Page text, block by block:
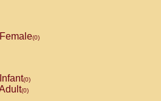
Female(0)
Infant(0)
(0)